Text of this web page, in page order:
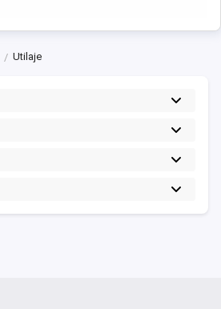
Utilaje